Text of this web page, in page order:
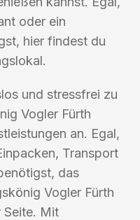
oder ein
hier findest du
und stressfrei zu
Vogler Fürth
an. Egal,
Transport
das
Vogler Fürth
Seite. Mit